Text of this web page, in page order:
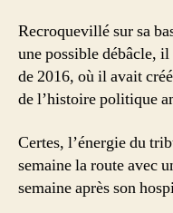
Recroquevillé sur sa
une possible débâcle,
de 2016, où il avait
de l’histoire politique
Certes, l’énergie du
semaine la route avec
semaine après son